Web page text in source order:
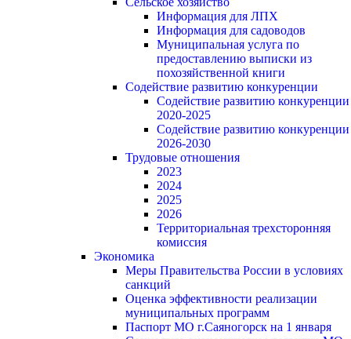
Информация для ЛПХ
Информация для садоводов
Муниципальная услуга по
предоставлению выписки из
похозяйственной книги
Содействие развитию конкуренции
Содействие развитию конкуренции
2020-2025
Содействие развитию конкуренции
2026-2030
Трудовые отношения
2023
2024
2025
2026
Территориальная трехсторонняя
комиссия
Экономика
Меры Правительства России в условиях
санкций
Оценка эффективности реализации
муниципальных программ
Паспорт МО г.Саяногорск на 1 января